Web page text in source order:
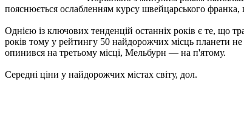
пояснюється ослабленням курсу швейцарського
Однією із ключових тенденцій останніх років є те, що
років тому у рейтингу 50 найдорожчих місць планети не
опинився на третьому місці, Мельбурн — на п'ятому.
Середні ціни у найдорожчих містах світу, дол.